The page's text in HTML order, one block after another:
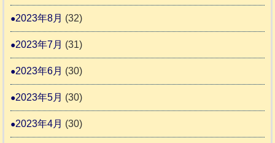
2023年8月 (32)
2023年7月 (31)
2023年6月 (30)
2023年5月 (30)
2023年4月 (30)